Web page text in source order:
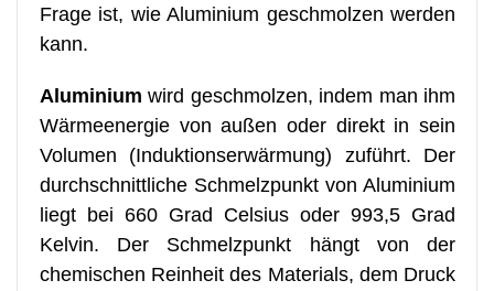
Frage ist, wie Aluminium geschmolzen werden
kann.
Aluminium wird geschmolzen, indem man ihm
Wärmeenergie von außen oder direkt in sein
Volumen (Induktionserwärmung) zuführt. Der
durchschnittliche Schmelzpunkt von Aluminium
liegt bei 660 Grad Celsius oder 993,5 Grad
Kelvin. Der Schmelzpunkt hängt von der
chemischen Reinheit des Materials, dem Druck